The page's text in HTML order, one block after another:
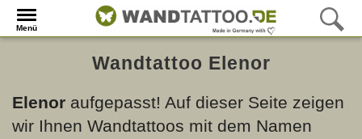
Menü
Wandtattoo Elenor
Elenor aufgepasst! Auf dieser Seite zeigen
wir Ihnen Wandtattoos mit dem Namen